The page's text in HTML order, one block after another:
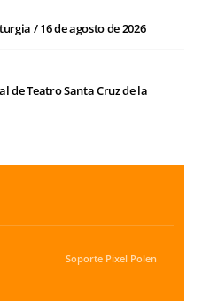
/ 16 de agosto de 2026
de Teatro Santa Cruz de la
Soporte Pixel Polen